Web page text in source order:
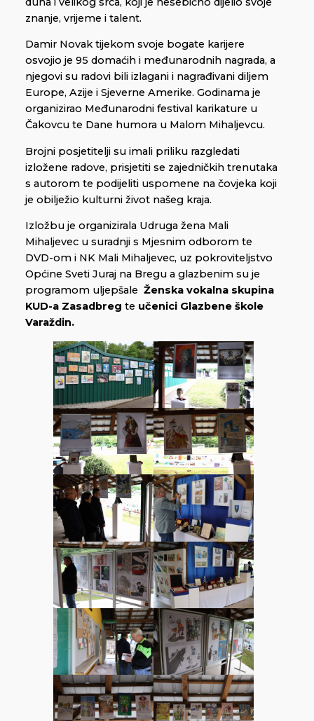
znanje, vrijeme i talent.
Damir Novak tijekom svoje bogate karijere
osvojio je 95 domaćih i međunarodnih nagrada, a
njegovi su radovi bili izlagani i nagrađivani diljem
Europe, Azije i Sjeverne Amerike. Godinama je
organizirao Međunarodni festival karikature u
Čakovcu te Dane humora u Malom Mihaljevcu.
Brojni posjetitelji su imali priliku razgledati
izložene radove, prisjetiti se zajedničkih trenutaka
s autorom te podijeliti uspomene na čovjeka koji
je obilježio kulturni život našeg kraja.
Izložbu je organizirala Udruga žena Mali
Mihaljevec u suradnji s Mjesnim odborom te
DVD-om i NK Mali Mihaljevec, uz pokroviteljstvo
Općine Sveti Juraj na Bregu a glazbenim su je
programom uljepšale Ženska vokalna skupina
KUD-a Zasadbreg te učenici Glazbene škole
Varaždin.